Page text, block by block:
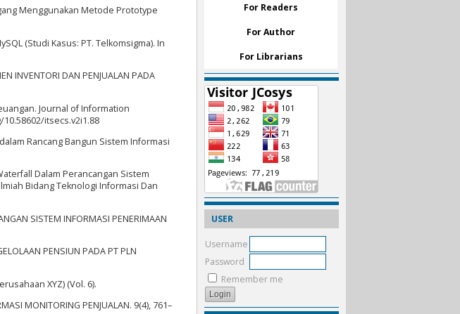
For Readers
For Author
For Librarians
USER
Username
Password
Remember me
Menggunakan Metode Prototype
(Studi Kasus: PT. Telkomsigma). In
INVENTORI DAN PENJUALAN PADA
Journal of Information
itsecs.v2i1.88
Rancang Bangun Sistem Informasi
Dalam Perancangan Sistem
Bidang Teknologi Informasi Dan
SISTEM INFORMASI PENERIMAAN
PENSIUN PADA PT PLN
XYZ) (Vol. 6).
MONITORING PENJUALAN. 9(4), 761–